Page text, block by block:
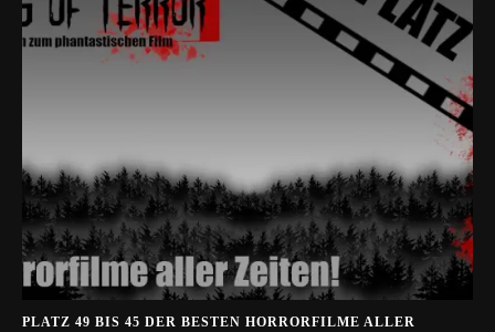
PLATZ 49 BIS 45 DER BESTEN HORRORFILME ALLER